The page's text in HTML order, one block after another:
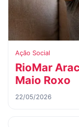
Ação Social
RioMar
Maio Roxo
22/05/2026